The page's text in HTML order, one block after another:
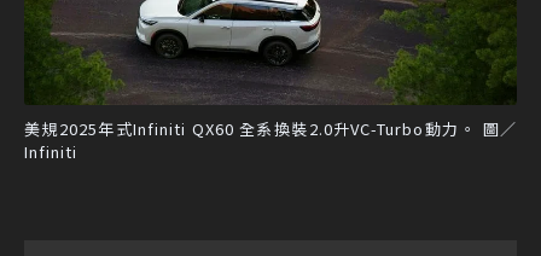
美規2025年式Infiniti QX60 全系換裝2.0升VC-Turbo動力。 圖／
Infiniti